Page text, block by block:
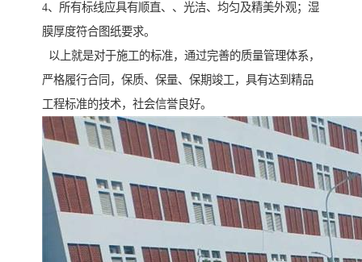
4、所有标线应具有顺直、、光洁、均匀及精美外观；湿
膜厚度符合图纸要求。
以上就是对于施工的标准，通过完善的质量管理体系，
严格履行合同，保质、保量、保期竣工，具有达到精品
工程标准的技术，社会信誉良好。